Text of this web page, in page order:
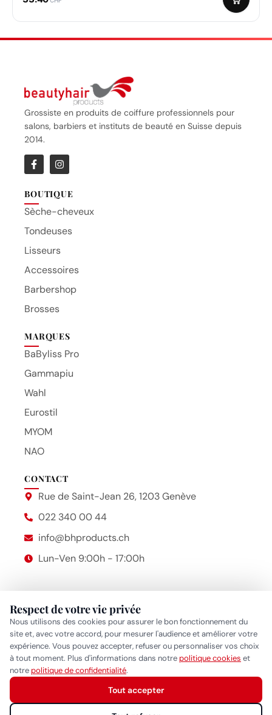
Grossiste en produits de coiffure professionnels pour
salons, barbiers et instituts de beauté en Suisse depuis
2014.
BOUTIQUE
Sèche-cheveux
Tondeuses
Lisseurs
Accessoires
Barbershop
Brosses
MARQUES
BaByliss Pro
Gammapiu
Wahl
Eurostil
MYOM
NAO
CONTACT
Rue de Saint-Jean 26, 1203 Genève
022 340 00 44
info@bhproducts.ch
Lun-Ven 9:00h - 17:00h
2014 – 2026 © Bhproducts Mentions légales
Respect de votre vie privée
Nous utilisons des cookies pour assurer le bon fonctionnement du
site et, avec votre accord, pour mesurer l'audience et améliorer votre
expérience. Vous pouvez accepter, refuser ou personnaliser vos choix
à tout moment. Plus d'informations dans notrepolitique cookies et
notrepolitique de confidentialité.
Tout accepter
Politique de confidentialité • Politique cookies •
Gérer mes
préférences cookies
Beauty Hair Products
Réponse généralement sous quelques heures
Démarrer la conversation